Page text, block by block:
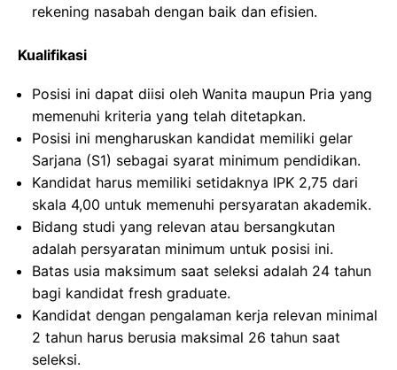
rekening nasabah dengan baik dan efisien.
Kualifikasi
Posisi ini dapat diisi oleh Wanita maupun Pria yang
memenuhi kriteria yang telah ditetapkan.
Posisi ini mengharuskan kandidat memiliki gelar
Sarjana (S1) sebagai syarat minimum pendidikan.
Kandidat harus memiliki setidaknya IPK 2,75 dari
skala 4,00 untuk memenuhi persyaratan akademik.
Bidang studi yang relevan atau bersangkutan
adalah persyaratan minimum untuk posisi ini.
Batas usia maksimum saat seleksi adalah 24 tahun
bagi kandidat fresh graduate.
Kandidat dengan pengalaman kerja relevan minimal
2 tahun harus berusia maksimal 26 tahun saat
seleksi.